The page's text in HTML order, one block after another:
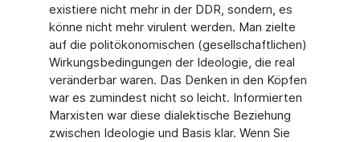
existiere nicht mehr in der DDR, sondern, es
könne nicht mehr virulent werden. Man zielte
auf die politökonomischen (gesellschaftlichen)
Wirkungsbedingungen der Ideologie, die real
veränderbar waren. Das Denken in den Köpfen
war es zumindest nicht so leicht. Informierten
Marxisten war diese dialektische Beziehung
zwischen Ideologie und Basis klar. Wenn Sie